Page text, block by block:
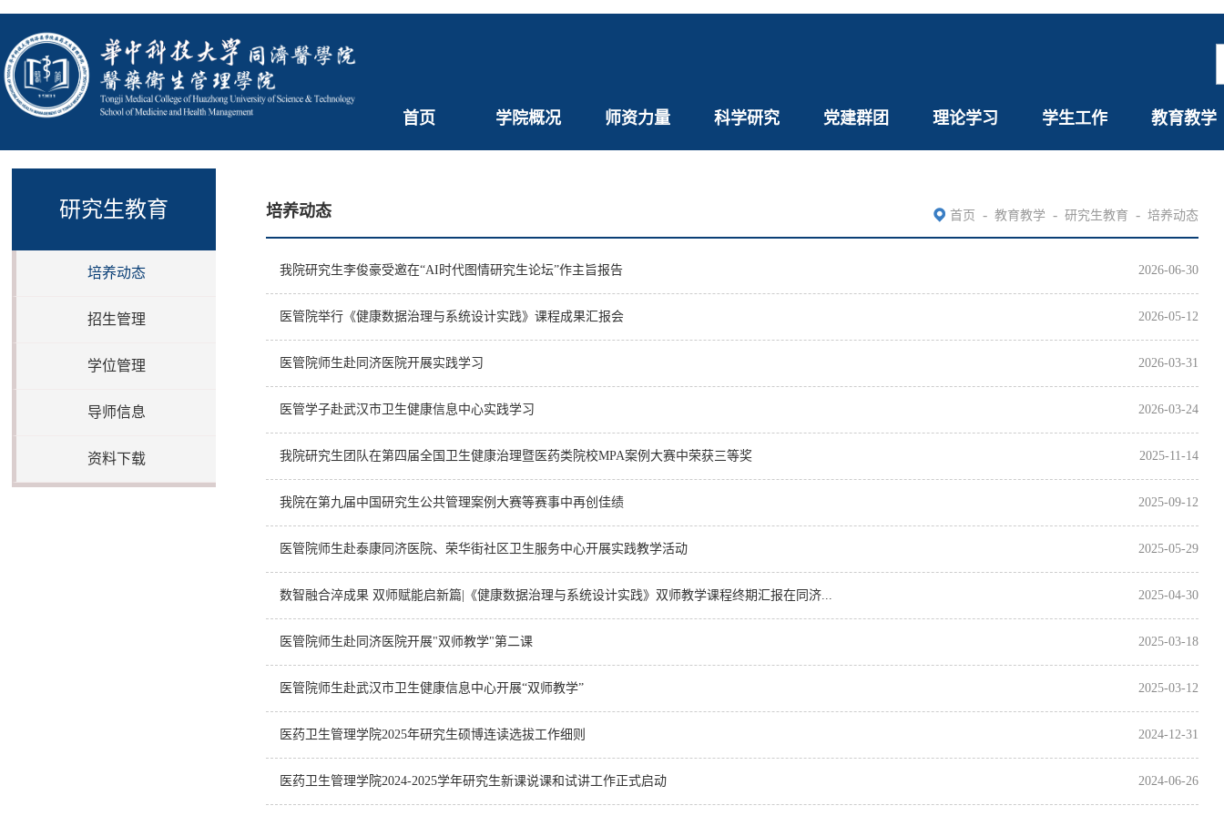
首页 学院概况 师资力量 科学研究 党建群团 理论学习 学生工作 教育教学
研究生教育
培养动态
招生管理
学位管理
导师信息
资料下载
培养动态 首页 - 教育教学 - 研究生教育 - 培养动态
我院研究生李俊豪受邀在“AI时代图情研究生论坛”作主旨报告 2026-06-30
医管院举行《健康数据治理与系统设计实践》课程成果汇报会 2026-05-12
医管院师生赴同济医院开展实践学习 2026-03-31
医管学子赴武汉市卫生健康信息中心实践学习 2026-03-24
我院研究生团队在第四届全国卫生健康治理暨医药类院校MPA案例大赛中荣获三等奖 2025-11-14
我院在第九届中国研究生公共管理案例大赛等赛事中再创佳绩 2025-09-12
医管院师生赴泰康同济医院、荣华街社区卫生服务中心开展实践教学活动 2025-05-29
数智融合淬成果 双师赋能启新篇|《健康数据治理与系统设计实践》双师教学课程终期汇报在同济... 2025-04-30
医管院师生赴同济医院开展"双师教学"第二课 2025-03-18
医管院师生赴武汉市卫生健康信息中心开展“双师教学” 2025-03-12
医药卫生管理学院2025年研究生硕博连读选拔工作细则 2024-12-31
医药卫生管理学院2024-2025学年研究生新课说课和试讲工作正式启动 2024-06-26